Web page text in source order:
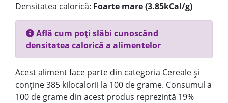
Densitatea calorică: Foarte mare (3.85kCal/g)
Află cum poți slăbi cunoscând
densitatea calorică a alimentelor
Acest aliment face parte din categoria Cereale și
conține 385 kilocalorii la 100 de grame. Consumul a
100 de grame din acest produs reprezintă 19%